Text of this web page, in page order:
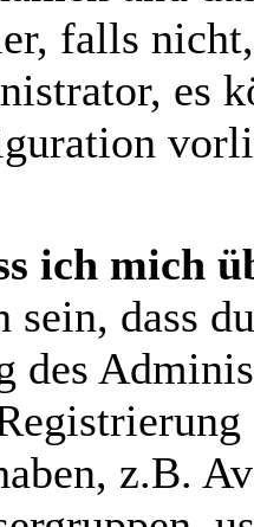
falls
es
ich mich
sein, dass
des
z.B.